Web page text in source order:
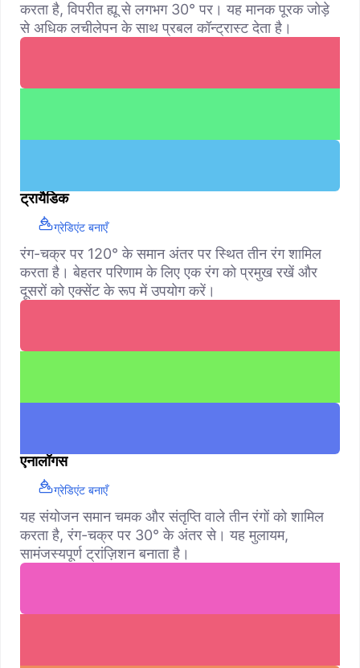
करता है, विपरीत ह्यू से लगभग 30° पर। यह मानक पूरक जोड़े
से अधिक लचीलेपन के साथ प्रबल कॉन्ट्रास्ट देता है।
ट्रायैडिक
ग्रेडिएंट बनाएँ
रंग-चक्र पर 120° के समान अंतर पर स्थित तीन रंग शामिल
करता है। बेहतर परिणाम के लिए एक रंग को प्रमुख रखें और
दूसरों को एक्सेंट के रूप में उपयोग करें।
एनालॉगस
ग्रेडिएंट बनाएँ
यह संयोजन समान चमक और संतृप्ति वाले तीन रंगों को शामिल
करता है, रंग-चक्र पर 30° के अंतर से। यह मुलायम,
सामंजस्यपूर्ण ट्रांज़िशन बनाता है।